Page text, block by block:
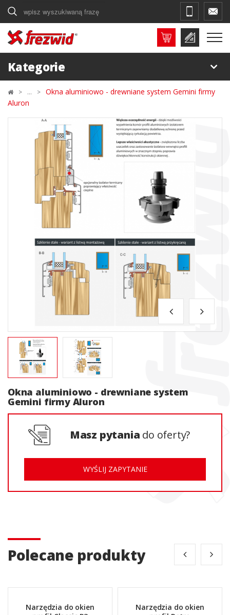
Szukaj
Kategorie
Okna aluminiowo - drewniane system Gemini firmy
Aluron
Okna aluminiowo - drewniane system
Gemini firmy Aluron
Masz pytania do oferty?
WYŚLIJ ZAPYTANIE
Polecane produkty
Narzędzia do okien
Narzędzia do okien